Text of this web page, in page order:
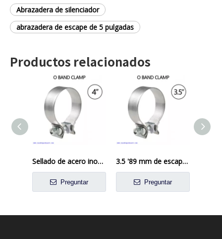
Abrazadera de silenciador
abrazadera de escape de 5 pulgadas
Productos relacionados
Sellado de acero inoxidable O Cinco de anillo para 4 'Tubo OD
Preguntar
3.5 '89 mm de escape de banda o abrazadera 304 acero inoxidable
Preguntar